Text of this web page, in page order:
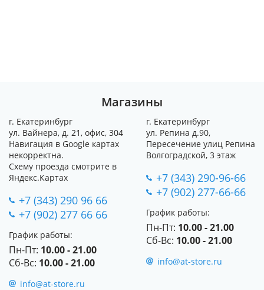
Магазины
г. Екатеринбург
ул. Вайнера, д. 21, офис, 304
Навигация в Google картах
некорректна.
Схему проезда смотрите в
Яндекс.Картах
+7 (343) 290 96 66
+7 (902) 277 66 66
График работы:
Пн-Пт: 10.00 - 21.00
Сб-Вс: 10.00 - 21.00
info@at-store.ru
г. Екатеринбург
ул. Репина д.90,
Пересечение улиц Репина
Волгоградской, 3 этаж
+7 (343) 290-96-66
+7 (902) 277-66-66
График работы:
Пн-Пт: 10.00 - 21.00
Сб-Вс: 10.00 - 21.00
info@at-store.ru